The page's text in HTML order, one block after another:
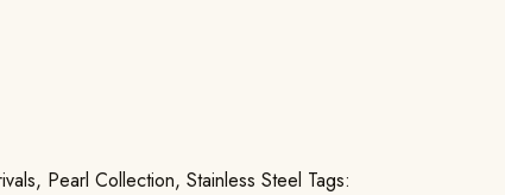
, Pearl Collection,Stainless Steel Tags: